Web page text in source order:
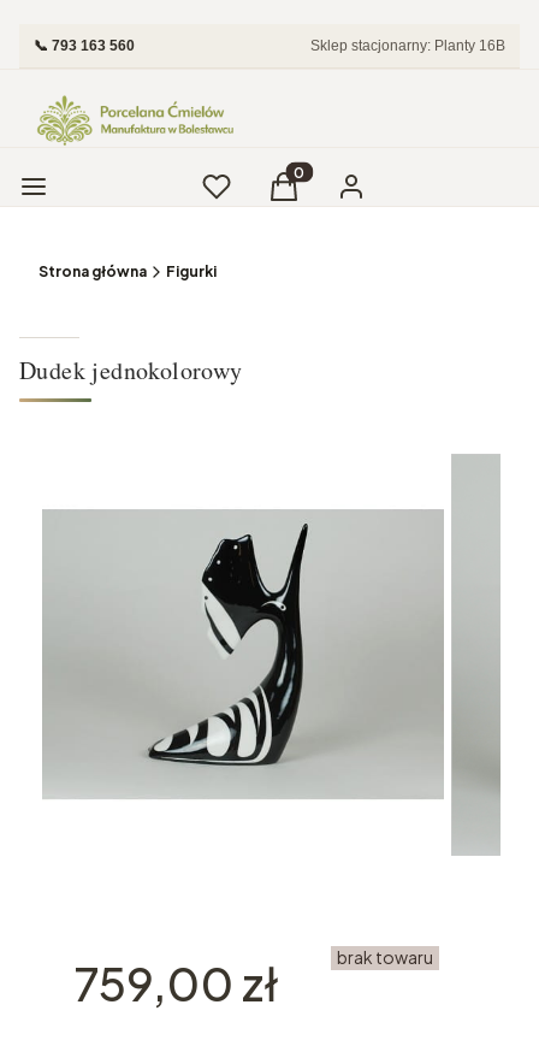
📞 793 163 560 Sklep stacjonarny: Planty 16B
Menu UlubioneProdukty w koszyku: 0.
Koszyk Zaloguj się
Strona główna Figurki
Dudek jednokolorowy
Cena
759,00 zł brak towaru